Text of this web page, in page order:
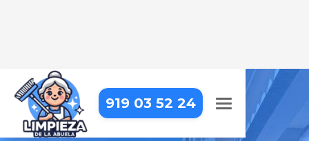
919 03 52 24
LIMPIEZA A DOMICILIO EN